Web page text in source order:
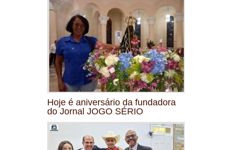
Hoje é aniversário da fundadora
do Jornal JOGO SÉRIO